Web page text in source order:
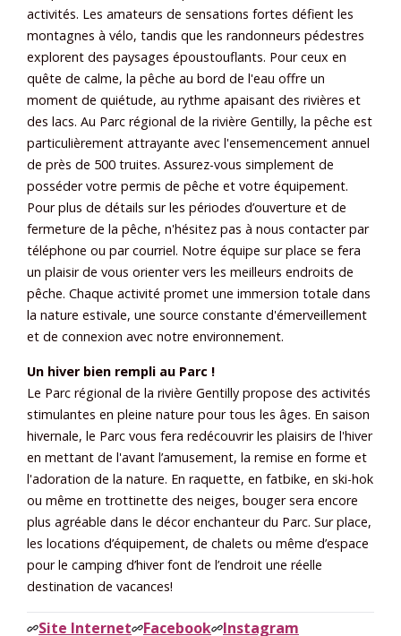
activités. Les amateurs de sensations fortes défient les
montagnes à vélo, tandis que les randonneurs pédestres
explorent des paysages époustouflants. Pour ceux en
quête de calme, la pêche au bord de l'eau offre un
moment de quiétude, au rythme apaisant des rivières et
des lacs. Au Parc régional de la rivière Gentilly, la pêche est
particulièrement attrayante avec l'ensemencement annuel
de près de 500 truites. Assurez-vous simplement de
posséder votre permis de pêche et votre équipement.
Pour plus de détails sur les périodes d’ouverture et de
fermeture de la pêche, n'hésitez pas à nous contacter par
téléphone ou par courriel. Notre équipe sur place se fera
un plaisir de vous orienter vers les meilleurs endroits de
pêche. Chaque activité promet une immersion totale dans
la nature estivale, une source constante d'émerveillement
et de connexion avec notre environnement.
Un hiver bien rempli au Parc !
Le Parc régional de la rivière Gentilly propose des activités
stimulantes en pleine nature pour tous les âges. En saison
hivernale, le Parc vous fera redécouvrir les plaisirs de l'hiver
en mettant de l'avant l’amusement, la remise en forme et
l'adoration de la nature. En raquette, en fatbike, en ski-hok
ou même en trottinette des neiges, bouger sera encore
plus agréable dans le décor enchanteur du Parc. Sur place,
les locations d’équipement, de chalets ou même d’espace
pour le camping d’hiver font de l’endroit une réelle
destination de vacances!
Site Internet Facebook Instagram